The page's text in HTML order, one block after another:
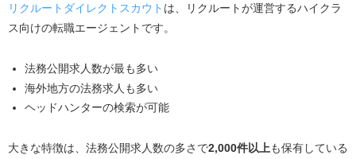
リクルートダイレクトスカウト は、リクルートが運営するハイクラ
ス向けの転職エージェントです。
法務公開求人数が最も多い
海外地方の法務求人も多い
ヘッドハンターの検索が可能
大きな特徴は、法務公開求人数の多さで2,000件以上も保有している